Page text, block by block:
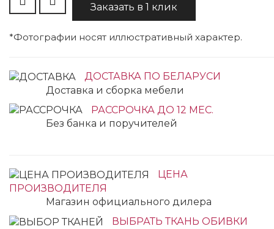
Заказать в 1 клик
*Фотографии носят иллюстративный характер.
ДОСТАВКА ПО БЕЛАРУСИ
Доставка и сборка мебели
РАССРОЧКА ДО 12 МЕС.
Без банка и поручителей
ЦЕНА
ПРОИЗВОДИТЕЛЯ
Магазин официального дилера
ВЫБРАТЬ ТКАНЬ ОБИВКИ